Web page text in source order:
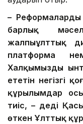
– Реформалардың
барлық
жалпыұлттық
платформа
Халқымыздың
ететін негізгі
құрылымдар
тиіс, – деді
өткен Ұлттық